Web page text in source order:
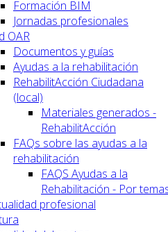
Formación BIM
Jornadas profesionales
OAR
Documentos y guías
Ayudas a la rehabilitación
RehabilitAcción Ciudadana
(local)
Materiales generados -
RehabilitAcción
FAQs sobre las ayudas a la
rehabilitación
FAQS Ayudas a la
Rehabilitación - Por
profesional